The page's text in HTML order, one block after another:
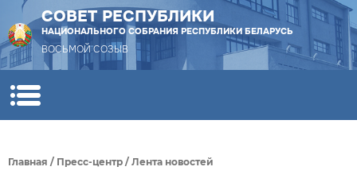
СОВЕТ РЕСПУБЛИКИ
НАЦИОНАЛЬНОГО СОБРАНИЯ РЕСПУБЛИКИ БЕЛАРУСЬ
ВОСЬМОЙ СОЗЫВ
Главная / Пресс-центр / Лента новостей